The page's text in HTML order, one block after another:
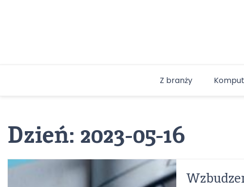
Z branży
Dzień: 2023-05-16